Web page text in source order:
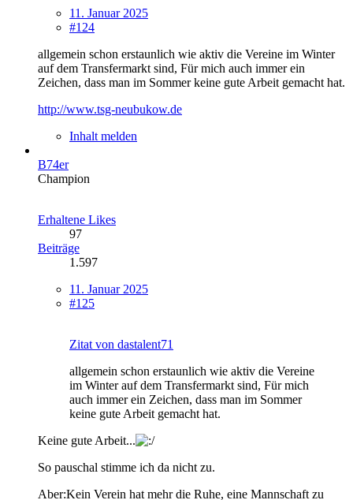
11. Januar 2025
#124
allgemein schon erstaunlich wie aktiv die Vereine im Winter
auf dem Transfermarkt sind, Für mich auch immer ein
Zeichen, dass man im Sommer keine gute Arbeit gemacht hat.
http://www.tsg-neubukow.de
Inhalt melden
B74er
Champion
Erhaltene Likes
97
Beiträge
1.597
11. Januar 2025
#125
Zitat von dastalent71
allgemein schon erstaunlich wie aktiv die Vereine
im Winter auf dem Transfermarkt sind, Für mich
auch immer ein Zeichen, dass man im Sommer
keine gute Arbeit gemacht hat.
Keine gute Arbeit...
So pauschal stimme ich da nicht zu.
Aber:Kein Verein hat mehr die Ruhe, eine Mannschaft zu